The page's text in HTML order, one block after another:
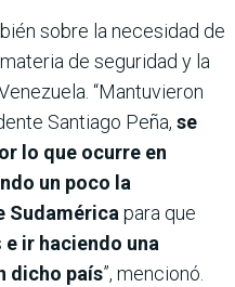
sobre la necesidad de
de seguridad y la
“Mantuvieron
Santiago Peña, se
lo que ocurre en
un poco la
Sudamérica para que
e ir haciendo una
dicho país”, mencionó.